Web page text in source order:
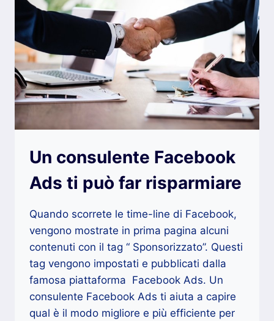
Un consulente Facebook
Ads ti può far risparmiare
Quando scorrete le time-line di Facebook,
vengono mostrate in prima pagina alcuni
contenuti con il tag “ Sponsorizzato”. Questi
tag vengono impostati e pubblicati dalla
famosa piattaforma Facebook Ads. Un
consulente Facebook Ads ti aiuta a capire
qual è il modo migliore e più efficiente per